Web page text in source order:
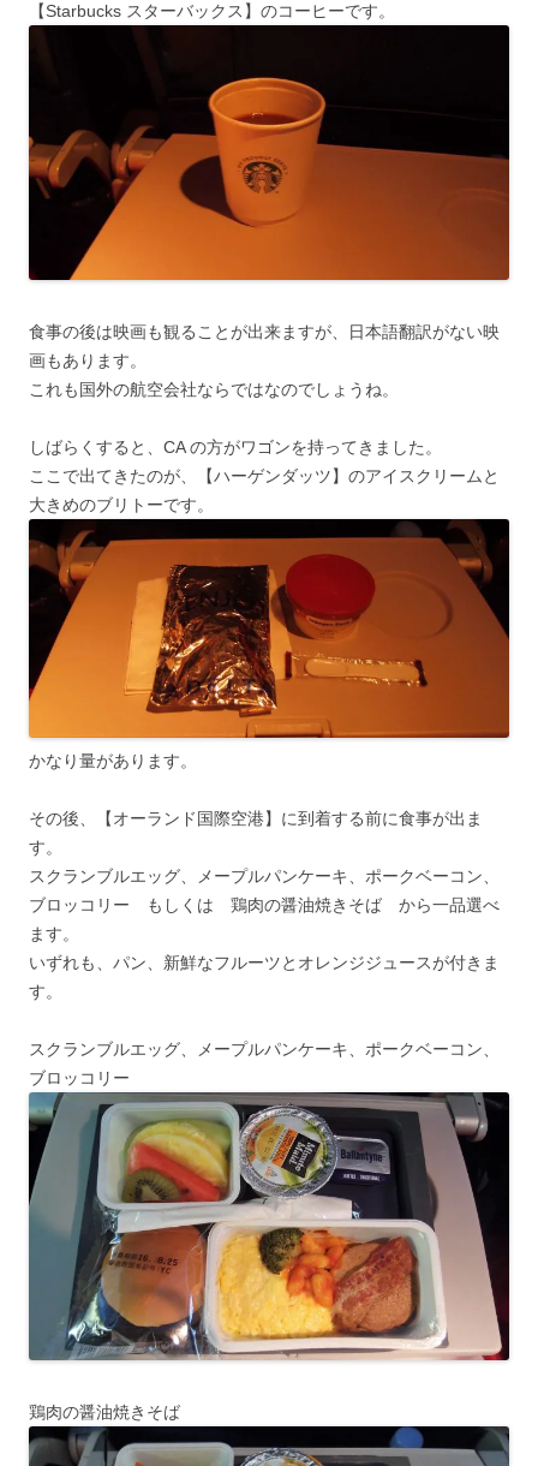
【Starbucks スターバックス】のコーヒーです。
食事の後は映画も観ることが出来ますが、日本語翻訳がない映
画もあります。
これも国外の航空会社ならではなのでしょうね。
しばらくすると、CA の方がワゴンを持ってきました。
ここで出てきたのが、【ハーゲンダッツ】のアイスクリームと
大きめのブリトーです。
かなり量があります。
その後、【オーランド国際空港】に到着する前に食事が出ま
す。
スクランブルエッグ、メープルパンケーキ、ポークベーコン、
ブロッコリー もしくは 鶏肉の醤油焼きそば から一品選べ
ます。
いずれも、パン、新鮮なフルーツとオレンジジュースが付きま
す。
スクランブルエッグ、メープルパンケーキ、ポークベーコン、
ブロッコリー
鶏肉の醤油焼きそば